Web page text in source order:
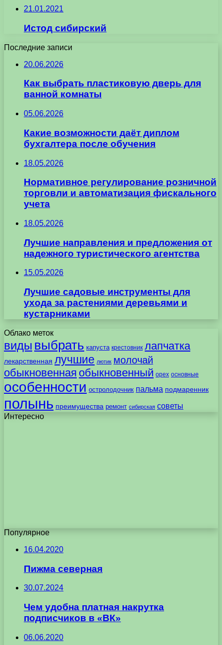
21.01.2021
Истод сибирский
Последние записи
20.06.2026
Как выбрать пластиковую дверь для
ванной комнаты
05.06.2026
Какие возможности даёт диплом
бухгалтера после обучения
18.05.2026
Нормативное регулирование розничной
торговли и автоматизация фискального
учета
18.05.2026
Лучшие направления и предложения от
надежного туристического агентства
15.05.2026
Лучшие садовые инструменты для
ухода за растениями деревьями и
кустарниками
Облако меток
виды выбрать капуста крестовник лапчатка
лекарственная лучшие лютик молочай
обыкновенная обыкновенный орех основные
особенности остролодочник пальма подмаренник
полынь преимущества ремонт сибирская советы
Интересно
Популярное
16.04.2020
Пижма северная
30.07.2024
Чем удобна платная накрутка
подписчиков в «ВК»
06.06.2020